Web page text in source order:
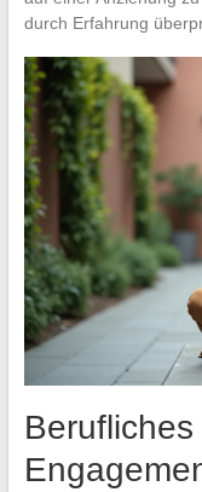
durch Erfahrung